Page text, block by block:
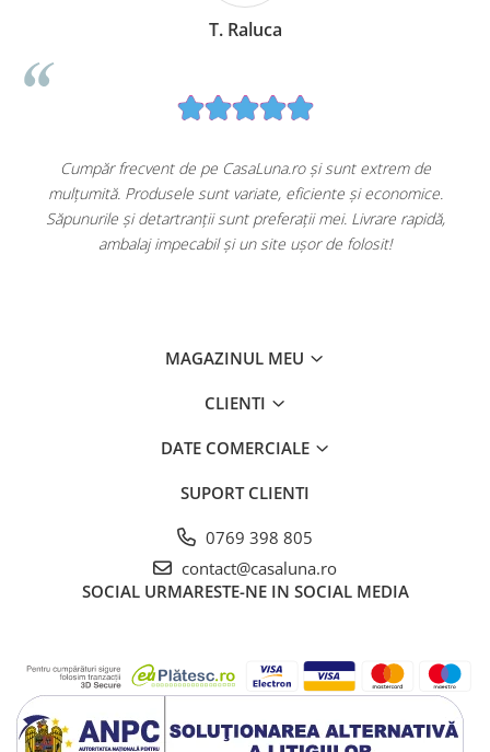
și sunt extrem de
eficiente și economice.
preferații mei. Livrare rapidă,
un site ușor de folosit!
Am descoperit CasaLuna.ro
accesibile pentru întreținerea
detergenții sunt grozavi, iar
magazin de încredere, pe care
MAGAZINUL MEU
CLIENTI
DATE COMERCIALE
SUPORT CLIENTI
0769 398 805
contact@casaluna.ro
SOCIAL URMARESTE-NE IN SOCIAL MEDIA